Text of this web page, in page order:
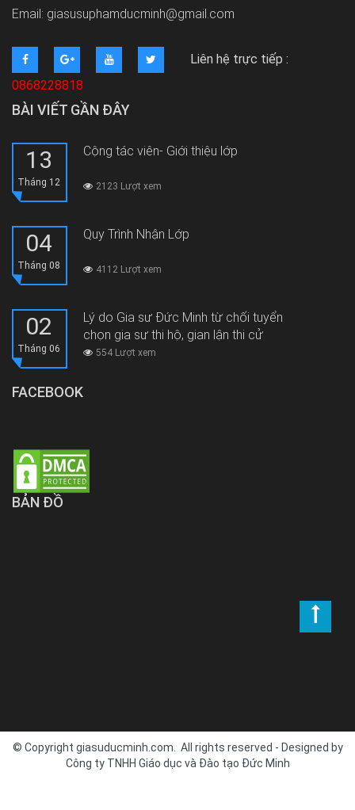
Email: giasusuphamducminh@gmail.com
Liên hệ trực tiếp :
0868228818
BÀI VIẾT GẦN ĐÂY
13
Tháng 12
Cộng tác viên- Giới thiệu lớp
2123 Lượt xem
04
Tháng 08
Quy Trình Nhận Lớp
4112 Lượt xem
02
Tháng 06
Lý do Gia sư Đức Minh từ chối tuyển
chọn gia sư thi hộ, gian lận thi cử
554 Lượt xem
FACEBOOK
BẢN ĐỒ
© Copyright giasuducminh.com. All rights reserved - Designed by
Công ty TNHH Giáo dục và Đào tạo Đức Minh